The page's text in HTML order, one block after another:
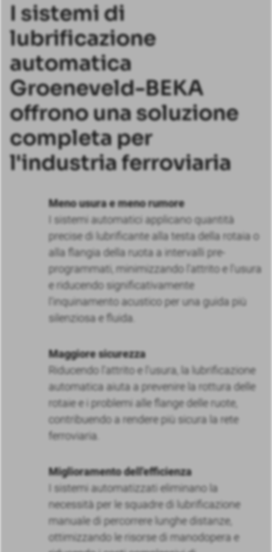
I sistemi di
lubrificazione
automatica
Groeneveld-BEKA
offrono una soluzione
completa per
l'industria ferroviaria
Meno usura e meno rumore
I sistemi automatici applicano quantità
precise di lubrificante alla testa della rotaia o
alla flangia della ruota a intervalli pre-
programmati, minimizzando l'attrito e l'usura
e riducendo significativamente
l'inquinamento acustico per una guida più
silenziosa e fluida.
Maggiore sicurezza
Riducendo l'attrito e l'usura, la lubrificazione
automatica aiuta a prevenire la rottura delle
rotaie e i problemi alle flange delle ruote,
contribuendo a rendere più sicura la rete
ferroviaria.
Miglioramento dell'efficienza
I sistemi automatizzati eliminano la
necessità per le squadre di lubrificazione
manuale di percorrere lunghe distanze,
ottimizzando le risorse di manodopera e